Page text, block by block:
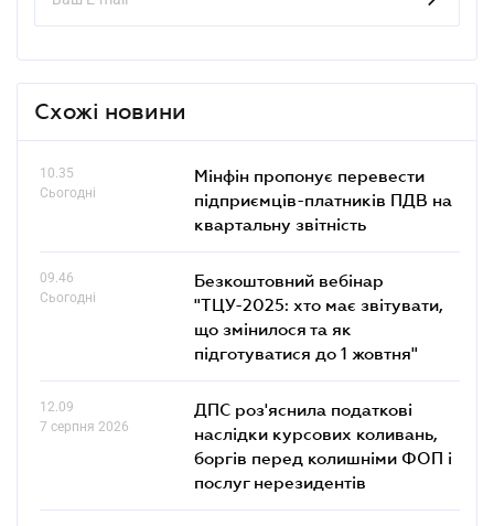
Схожі новини
10.35
Сьогодні
Мінфін пропонує перевести
підприємців-платників ПДВ на
квартальну звітність
09.46
Сьогодні
Безкоштовний вебінар
"ТЦУ-2025: хто має звітувати,
що змінилося та як
підготуватися до 1 жовтня"
12.09
7 серпня 2026
ДПС роз'яснила податкові
наслідки курсових коливань,
боргів перед колишніми ФОП і
послуг нерезидентів